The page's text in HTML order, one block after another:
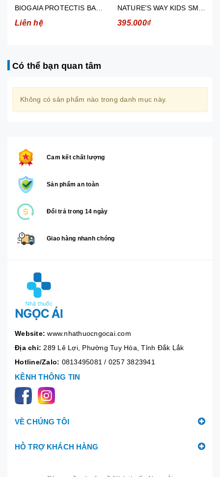
BIOGAIA PROTECTIS BABY DROPS WITH VITAMIN D3- DUNG DỊCH BỔ SUNG LỢI KHUẨN VÀ VITAMIN D3 (CHAI 5ML)
Liên hệ 395.000₫
Có thể bạn quan tâm
Không có sản phẩm nào trong danh mục này.
Cam kết chất lượng
Sản phẩm an toàn
Đổi trả trong 14 ngày
Giao hàng nhanh chóng
Website: www.nhathuocngocai.com
Địa chỉ: 289 Lê Lợi, Phường Tuy Hòa, Tỉnh Đắk Lắk
Hotline/Zalo: 0813495081/ 0257 3823941
KÊNH THÔNG TIN
VỀ CHÚNG TÔI
HỖ TRỢ KHÁCH HÀNG